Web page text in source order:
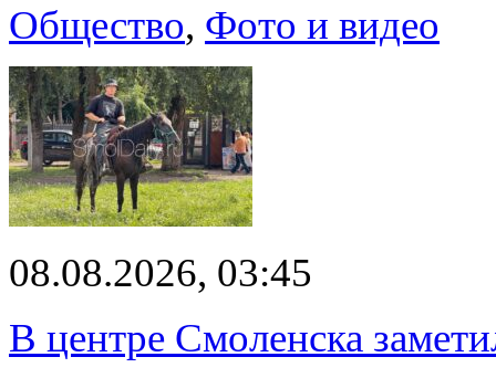
Общество, Фото и видео
08.08.2026, 03:45
В центре Смоленска